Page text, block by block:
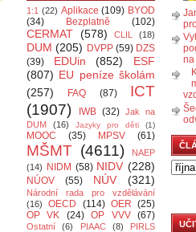
1:1 (22) Aplikace (109) BYOD
(34)
Bezplatně (102)
CERMAT (578) CLIL (18)
DUM (205) DVPP (59) DZS
(39)
EDUin (852)
ESF
(807) EU peníze školám
(257)
FAQ (87)
ICT
(1907)
IWB (32) Jak na
DUM
(16) Jazyky pro děti (1)
MOOC (35) MPSV (61)
MŠMT (4611)
NAEP
(14)
NIDM (58) NIDV (228)
NÚOV (55) NÚV (321)
Národní rada pro vzdělávání
(16)
OECD (114) OER (25)
OP VK
(24) OP VVV (67)
Ostatní (6) PIAAC (8)
PIRLS
na